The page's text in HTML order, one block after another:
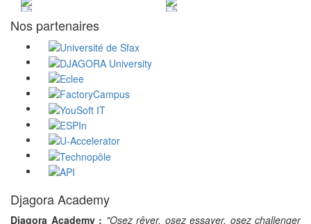
Nos partenaires
Djagora Academy
Djagora Academy : "Osez rêver, osez essayer, osez challenger